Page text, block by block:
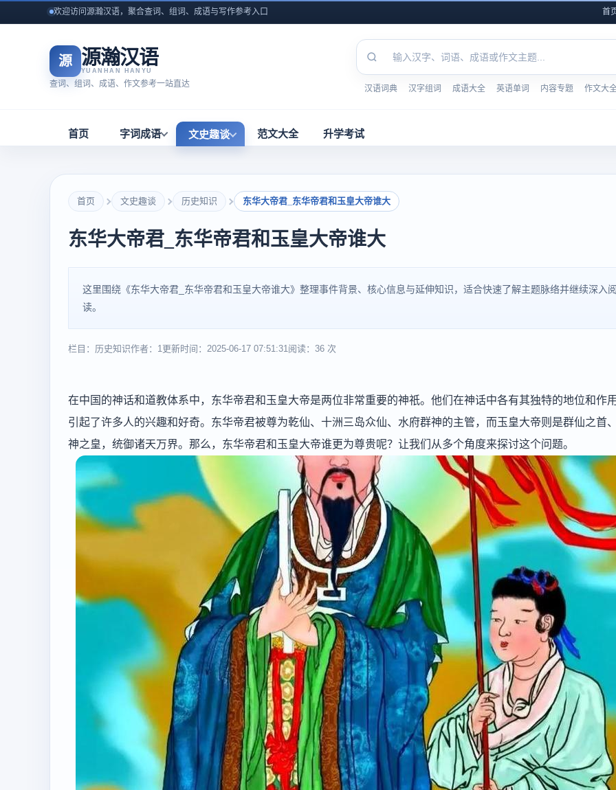
欢迎访问源瀚汉语，聚合查词、组词、成语与写作参考入口 首
源 源瀚汉语
YUANHAN HANYU
查词、组词、成语、作文参考一站直达 汉语词典 汉字组词 成语大全 英语单词 内容专题 作文大
首页 字词成语 文史趣谈 范文大全 升学考试
首页 文史趣谈 历史知识 东华大帝君_东华帝君和玉皇大帝谁大
东华大帝君_东华帝君和玉皇大帝谁大
这里围绕《东华大帝君_东华帝君和玉皇大帝谁大》整理事件背景、核心信息与延伸知识，适合快速了解主题脉络并继续深入
读。
栏目：历史知识作者：1更新时间：2025-06-17 07:51:31阅读：36 次
在中国的神话和道教体系中，东华帝君和玉皇大帝是两位非常重要的神祇。他们在神话中各有其独特的地位和作
引起了许多人的兴趣和好奇。东华帝君被尊为乾仙、十洲三岛众仙、水府群神的主管，而玉皇大帝则是群仙之首
神之皇，统御诸天万界。那么，东华帝君和玉皇大帝谁更为尊贵呢？让我们从多个角度来探讨这个问题。